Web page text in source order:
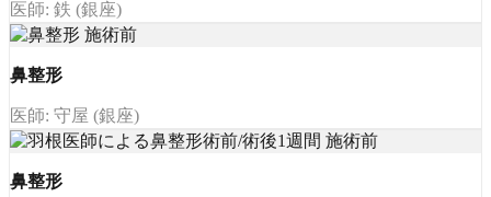
医師: 鉄 (銀座)
鼻整形
医師: 守屋 (銀座)
鼻整形